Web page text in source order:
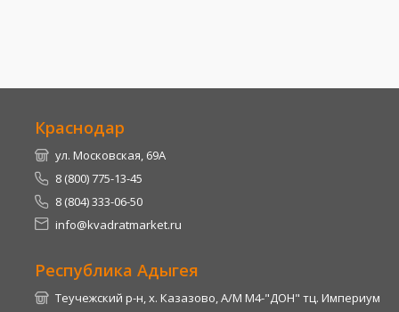
Краснодар
ул. Московская, 69А
8 (800) 775-13-45
8 (804) 333-06-50
info@kvadratmarket.ru
Республика Адыгея
Теучежский р-н, х. Казазово, А/М М4-"ДОН" тц. Империум